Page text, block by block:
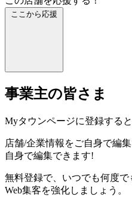
ここから応援
事業主の皆さま
Myタウンページに登録すると
店舗/企業情報をご自身で編
自身で編集できます!
無料登録で、いつでも何度で
Web集客を強化しましょう。